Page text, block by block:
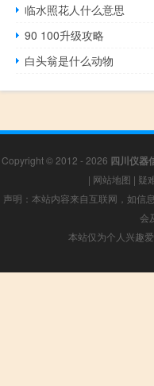
临水照花人什么意思
90 100升级攻略
白头翁是什么动物
Copyright © 2012 - 2026 四川仪器
| 网站地图 | 疑
声明：本站内容来自互联网，如信
会
本站仅为个人兴趣